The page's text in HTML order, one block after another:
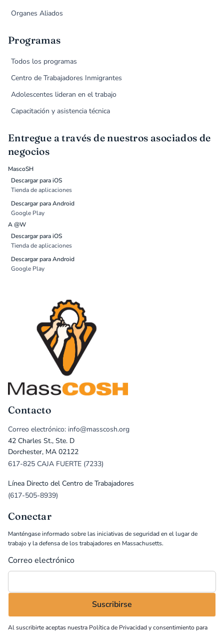
Organes Aliados
Programas
Todos los programas
Centro de Trabajadores Inmigrantes
Adolescentes lideran en el trabajo
Capacitación y asistencia técnica
Entregue a través de nuestros asociados de
negocios
MascoSH
Descargar para iOS
Tienda de aplicaciones
Descargar para Android
Google Play
A @W
Descargar para iOS
Tienda de aplicaciones
Descargar para Android
Google Play
Contacto
Correo electrónico: info@masscosh.org
42 Charles St., Ste. D
Dorchester, MA 02122
617-825 CAJA FUERTE (7233)
Línea Directo del Centro de Trabajadores
(617-505-8939)
Conectar
Manténgase informado sobre las iniciativas de seguridad en el lugar de
trabajo y la defensa de los trabajadores en Massachusetts.
Correo electrónico
Al suscribirte aceptas nuestra Política de Privacidad y consentimiento para